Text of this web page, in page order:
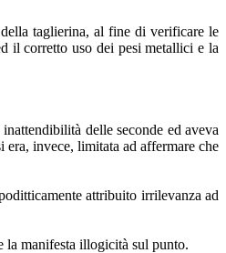
taglierina, al fine di verificare le
il corretto uso dei pesi metallici e la
delle seconde ed aveva
invece, limitata ad affermare che
attribuito irrilevanza ad
la manifesta illogicità sul punto.